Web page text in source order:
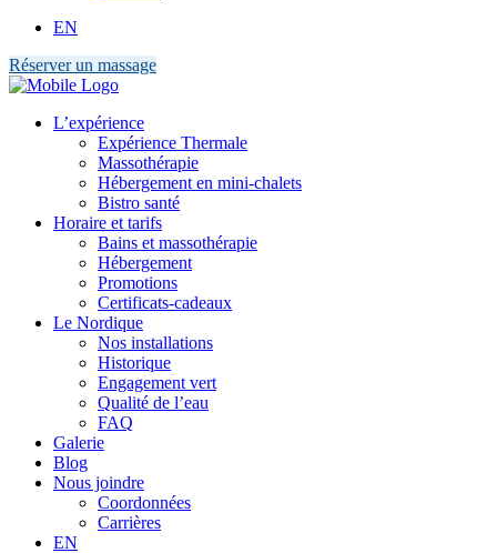
EN
Réserver un massage
L’expérience
Expérience Thermale
Massothérapie
Hébergement en mini-chalets
Bistro santé
Horaire et tarifs
Bains et massothérapie
Hébergement
Promotions
Certificats-cadeaux
Le Nordique
Nos installations
Historique
Engagement vert
Qualité de l’eau
FAQ
Galerie
Blog
Nous joindre
Coordonnées
Carrières
EN